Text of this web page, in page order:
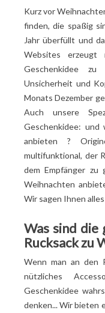
Wählen Sie
Wählen Sie
guten Preis-
Kurz vor
finden, die spaßig
Jahr überfüllt und
Websites
Geschenkidee zu
Unsicherheit und
Monats Dezember
Auch unsere
Geschenkidee: und
anbieten ?
multifunktional, der
dem Empfänger zu
Weihnachten
Wir sagen Ihnen
Was sind die
Rucksack zu
Wenn man an den
nützliches
Geschenkidee
denken... Wir bieten